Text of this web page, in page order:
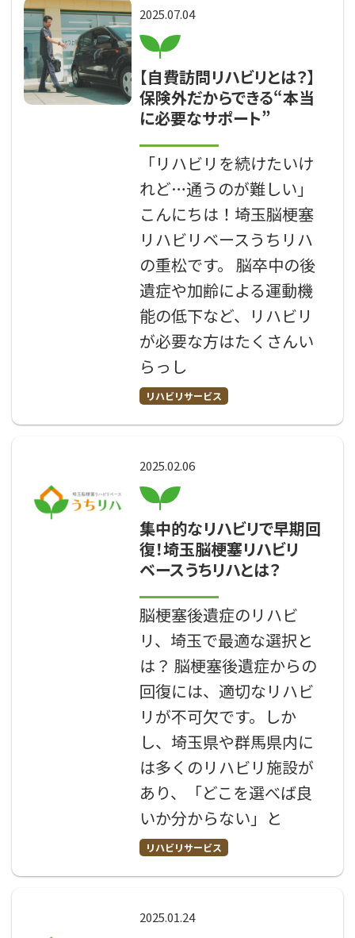
2025.07.04
【自費訪問リハビリとは？】
保険外だからできる“本当
に必要なサポート”
「リハビリを続けたいけ
れど…通うのが難しい」
こんにちは！埼玉脳梗塞
リハビリベースうちリハ
の重松です。 脳卒中の後
遺症や加齢による運動機
能の低下など、リハビリ
が必要な方はたくさんい
らっし
リハビリサービス
2025.02.06
集中的なリハビリで早期回
復！埼玉脳梗塞リハビリ
ベースうちリハとは？
脳梗塞後遺症のリハビ
リ、埼玉で最適な選択と
は？ 脳梗塞後遺症からの
回復には、適切なリハビ
リが不可欠です。しか
し、埼玉県や群馬県内に
は多くのリハビリ施設が
あり、「どこを選べば良
いか分からない」と
リハビリサービス
2025.01.24